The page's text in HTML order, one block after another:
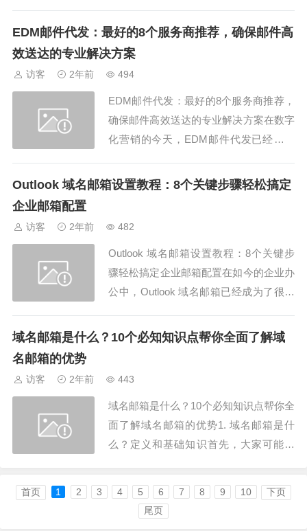
要。本文将深入介绍如何通过SMTP与Off
ice 365结合，实现高效、稳定的邮件管
理，以及如何优化这一过程。什么是SMT
EDM邮件代发：最好的8个服务商推荐，确保邮件高
效送达的专业解决方案
访客 2年前 494
EDM邮件代发：最好的8个服务商推荐，
确保邮件高效送达的专业解决方案在数字
化营销的今天，EDM邮件代发已经成为
其是对于需要通过邮件与大量潜在客户进
并且避免被...
Outlook 域名邮箱设置教程：8个关键步骤轻松搞定
企业邮箱配置
访客 2年前 482
Outlook 域名邮箱设置教程：8个关键步
骤轻松搞定企业邮箱配置在如今的企业办
公中，Outlook 域名邮箱已经成为了很多
Outlook 域名邮箱而感到困惑呢？别担
域名邮箱是什么？10个必知知识点帮你全面了解域
名邮箱的优势
访客 2年前 443
域名邮箱是什么？10个必知知识点帮你全
面了解域名邮箱的优势1. 域名邮箱是什
么？定义和基础知识首先，大家可能会
箱是指使用自定义域名（如example.co
m）作为邮箱后缀的电子邮箱。它和传统
的免费邮箱（如Gmail、163邮箱）不
首页 1 2 3 4 5 6 7 8 9 10
下页
尾页